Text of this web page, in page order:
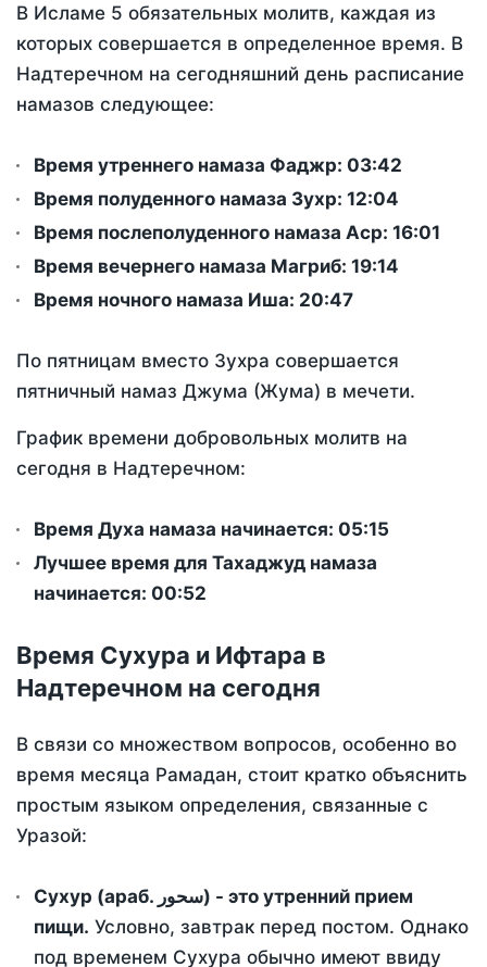
В Исламе 5 обязательных молитв, каждая из
которых совершается в определенное время. В
Надтеречном на сегодняшний день расписание
намазов следующее:
Время утреннего намаза Фаджр: 03:42
Время полуденного намаза Зухр: 12:04
Время послеполуденного намаза Аср: 16:01
Время вечернего намаза Магриб: 19:14
Время ночного намаза Иша: 20:47
По пятницам вместо Зухра совершается
пятничный намаз Джума (Жума) в мечети.
График времени добровольных молитв на
сегодня в Надтеречном:
Время Духа намаза начинается: 05:15
Лучшее время для Тахаджуд намаза
начинается: 00:52
Время Сухура и Ифтара в
Надтеречном на сегодня
В связи со множеством вопросов, особенно во
время месяца Рамадан, стоит кратко объяснить
простым языком определения, связанные с
Уразой:
Сухур (араб. سحور) - это утренний прием
пищи. Условно, завтрак перед постом. Однако
под временем Сухура обычно имеют ввиду